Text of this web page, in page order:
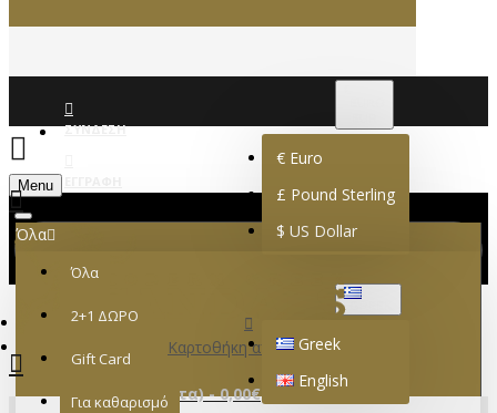
ΣΎΝΔΕΣΗ
€ Euro
£ Pound Sterling
$ US Dollar
Greek
English
Menu
0 προϊόν(τα) - 0,00€
Όλα
Όλα
2+1 ΔΩΡΟ
Gift Card
Για καθαρισμό
Καρτοθήκη από δέρμα